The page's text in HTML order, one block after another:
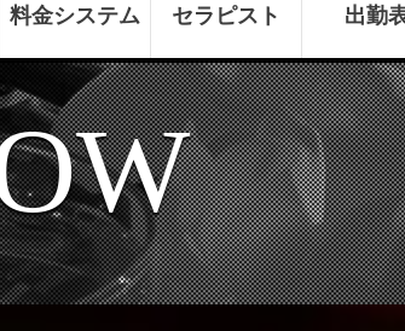
料金システム セラピスト 出勤